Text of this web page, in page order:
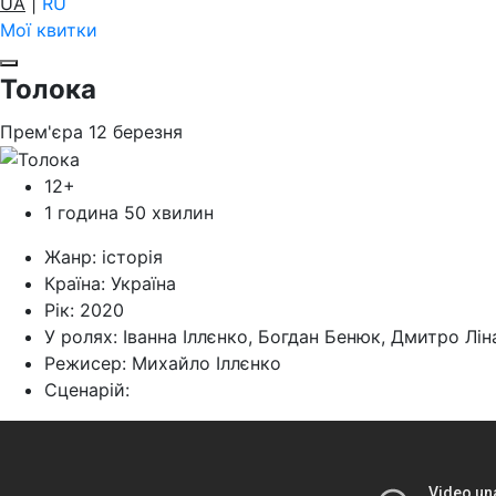
Мої квитки
Толока
Прем'єра 12 березня
12+
1 година 50 хвилин
Жанр: історія
Країна: Україна
Рік: 2020
У ролях: Іванна Іллєнко, Богдан Бенюк, Дмитро
Режисер: Михайло Іллєнко
Cценарій: